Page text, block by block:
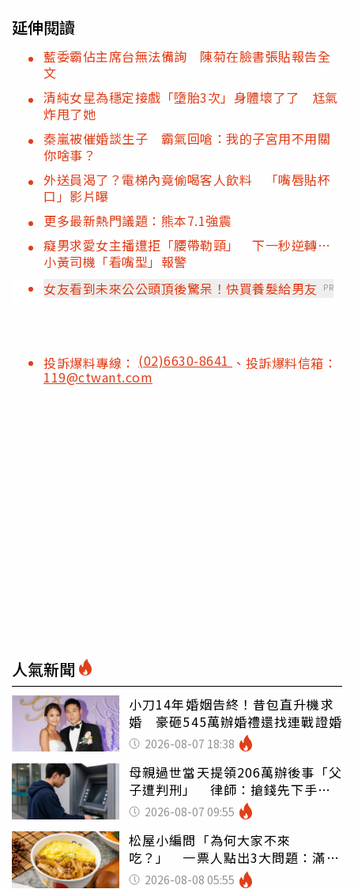
延伸閱讀
藍委霸佔主席台無法備詢 陳菊在臉書張貼報告全
文
清純女星為穩定接戲「墮胎3次」身體壞了了 尪氣
炸甩了她
秦嵐被催婚談生子 霸氣回嗆：我的子宮用不用關
你啥事？
外送員渴了？電梯內竟偷喝客人飲料 「嘴唇貼杯
口」影片曝
更多最新熱門議題：熊本7.1強震
癡男求愛女主播遭拒「腰帶勒頸」 下一秒逆轉…
小黃司機「看嘴型」報警
女友看到未來公公頭頂後驚呆！快買養髮給男友
PR
投訴爆料專線： (02)6630-8641 、投訴爆料信箱：
119@ctwant.com
人氣新聞
小刀14年婚姻告終！昔包直升機求
婚 豪砸545萬辦婚禮還找連戰證婚
2026-08-07 18:38
母親過世當天提領206萬辦後事「父
子遭判刑」 律師：搶錢先下手是
罪 2026-08-07 09:55
松屋小編問「為何大家不來
吃？」 一票人點出3大問題：滿手
好牌打到爛
2026-08-08 05:55